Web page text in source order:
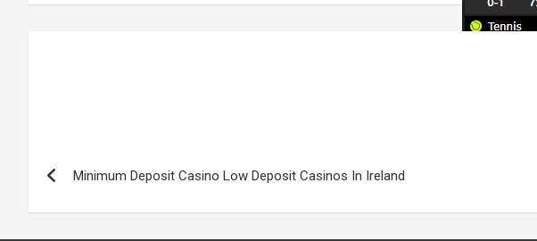
Minimum Deposit Casino Low Deposit Casinos In Ireland